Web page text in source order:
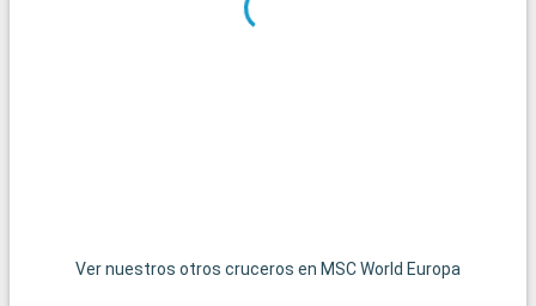
Ver nuestros otros cruceros en MSC World Europa